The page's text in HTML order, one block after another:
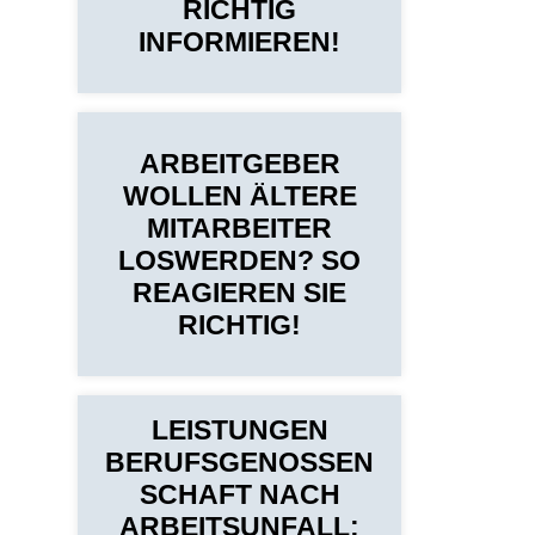
RICHTIG
INFORMIEREN!
ARBEITGEBER
WOLLEN ÄLTERE
MITARBEITER
LOSWERDEN? SO
REAGIEREN SIE
RICHTIG!
LEISTUNGEN
BERUFSGENOSSEN
SCHAFT NACH
ARBEITSUNFALL: